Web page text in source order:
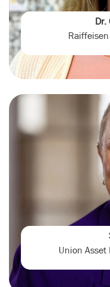
Dr.
Union